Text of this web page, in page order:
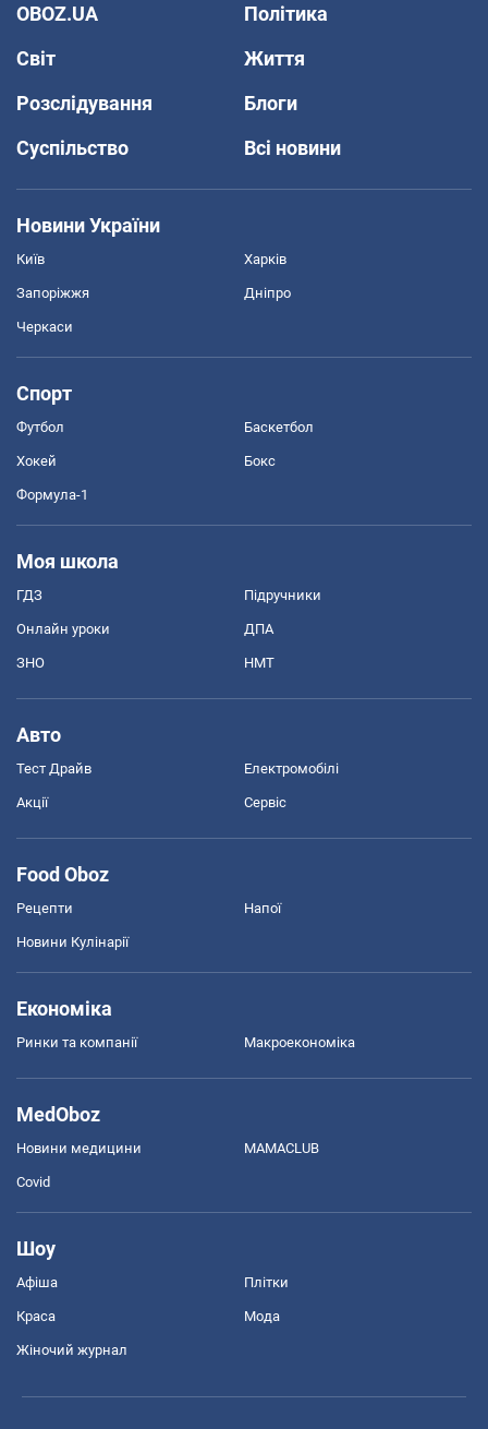
OBOZ.UA
Політика
Світ
Життя
Розслідування
Блоги
Суспільство
Всі новини
Новини України
Київ Харків
Запоріжжя Дніпро
Черкаси
Спорт
Футбол Баскетбол
Хокей Бокс
Формула-1
Моя школа
ГДЗ Підручники
Онлайн уроки ДПА
ЗНО НМТ
Авто
Тест Драйв Електромобілі
Акції Сервіс
Food Oboz
Рецепти Напої
Новини Кулінарії
Економіка
Ринки та компанії Макроекономіка
MedOboz
Новини медицини MAMACLUB
Covid
Шоу
Афіша Плітки
Краса Мода
Жіночий журнал